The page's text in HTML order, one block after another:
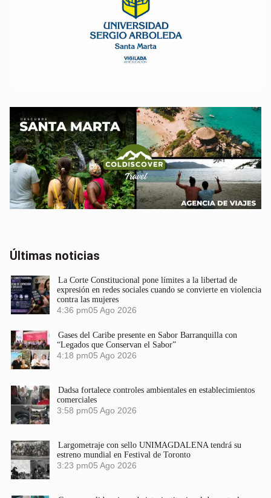
Últimas noticias
La Corte Constitucional pone límites a la libertad de
expresión en redes sociales cuando se convierte en violencia
contra las mujeres
4:36 pm05 Ago 2026
Gases del Caribe presente en Sabor Barranquilla con
“Legados que Conservan el Sabor”
4:18 pm05 Ago 2026
Dadsa fortalece controles ambientales en establecimientos
comerciales
3:58 pm05 Ago 2026
Largometraje con sello UNIMAGDALENA tendrá su
estreno mundial en Festival de Toronto
3:23 pm05 Ago 2026